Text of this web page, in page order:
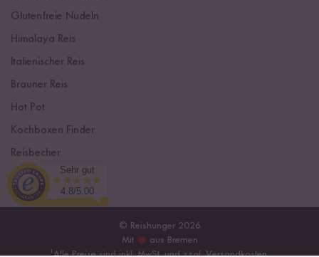
Glutenfreie Nudeln
Himalaya Reis
Italienischer Reis
Brauner Reis
Hot Pot
Kochboxen Finder
Reisbecher
Sushi Einsteiger Box
© Reishunger 2026
Mit
aus Bremen
¹Alle Preise sind inkl. MwSt. und zzgl.Versandkosten.
Sehr gut
4.8/5.00